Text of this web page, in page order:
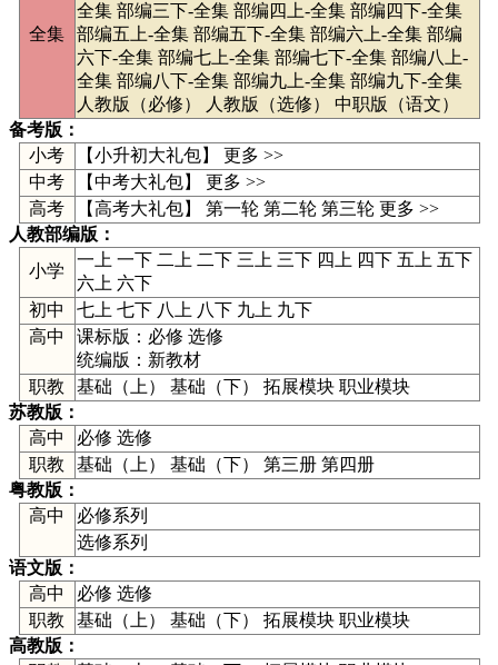
全集
全集 部编三下-全集 部编四上-全集 部编四下-全集
部编五上-全集 部编五下-全集 部编六上-全集 部编
六下-全集 部编七上-全集 部编七下-全集 部编八上-
全集 部编八下-全集 部编九上-全集 部编九下-全集
人教版（必修）
人教版（选修）
中职版（语文）
备考版：
小考
【小升初大礼包】 更多 >>
中考
【中考大礼包】 更多 >>
高考
【高考大礼包】 第一轮 第二轮 第三轮 更多 >>
人教部编版 ：
小学
一上 一下 二上 二下 三上 三下 四上 四下 五上 五下
六上 六下
初中
七上 七下 八上 八下 九上 九下
高中
课标版： 必修 选修
统编版： 新教材
职教
基础（上） 基础（下） 拓展模块 职业模块
苏教版 ：
高中
必修 选修
职教
基础（上） 基础（下） 第三册 第四册
粤教版 ：
高中
必修系列
选修系列
语文版 ：
高中
必修 选修
职教
基础（上） 基础（下） 拓展模块 职业模块
高教版 ：